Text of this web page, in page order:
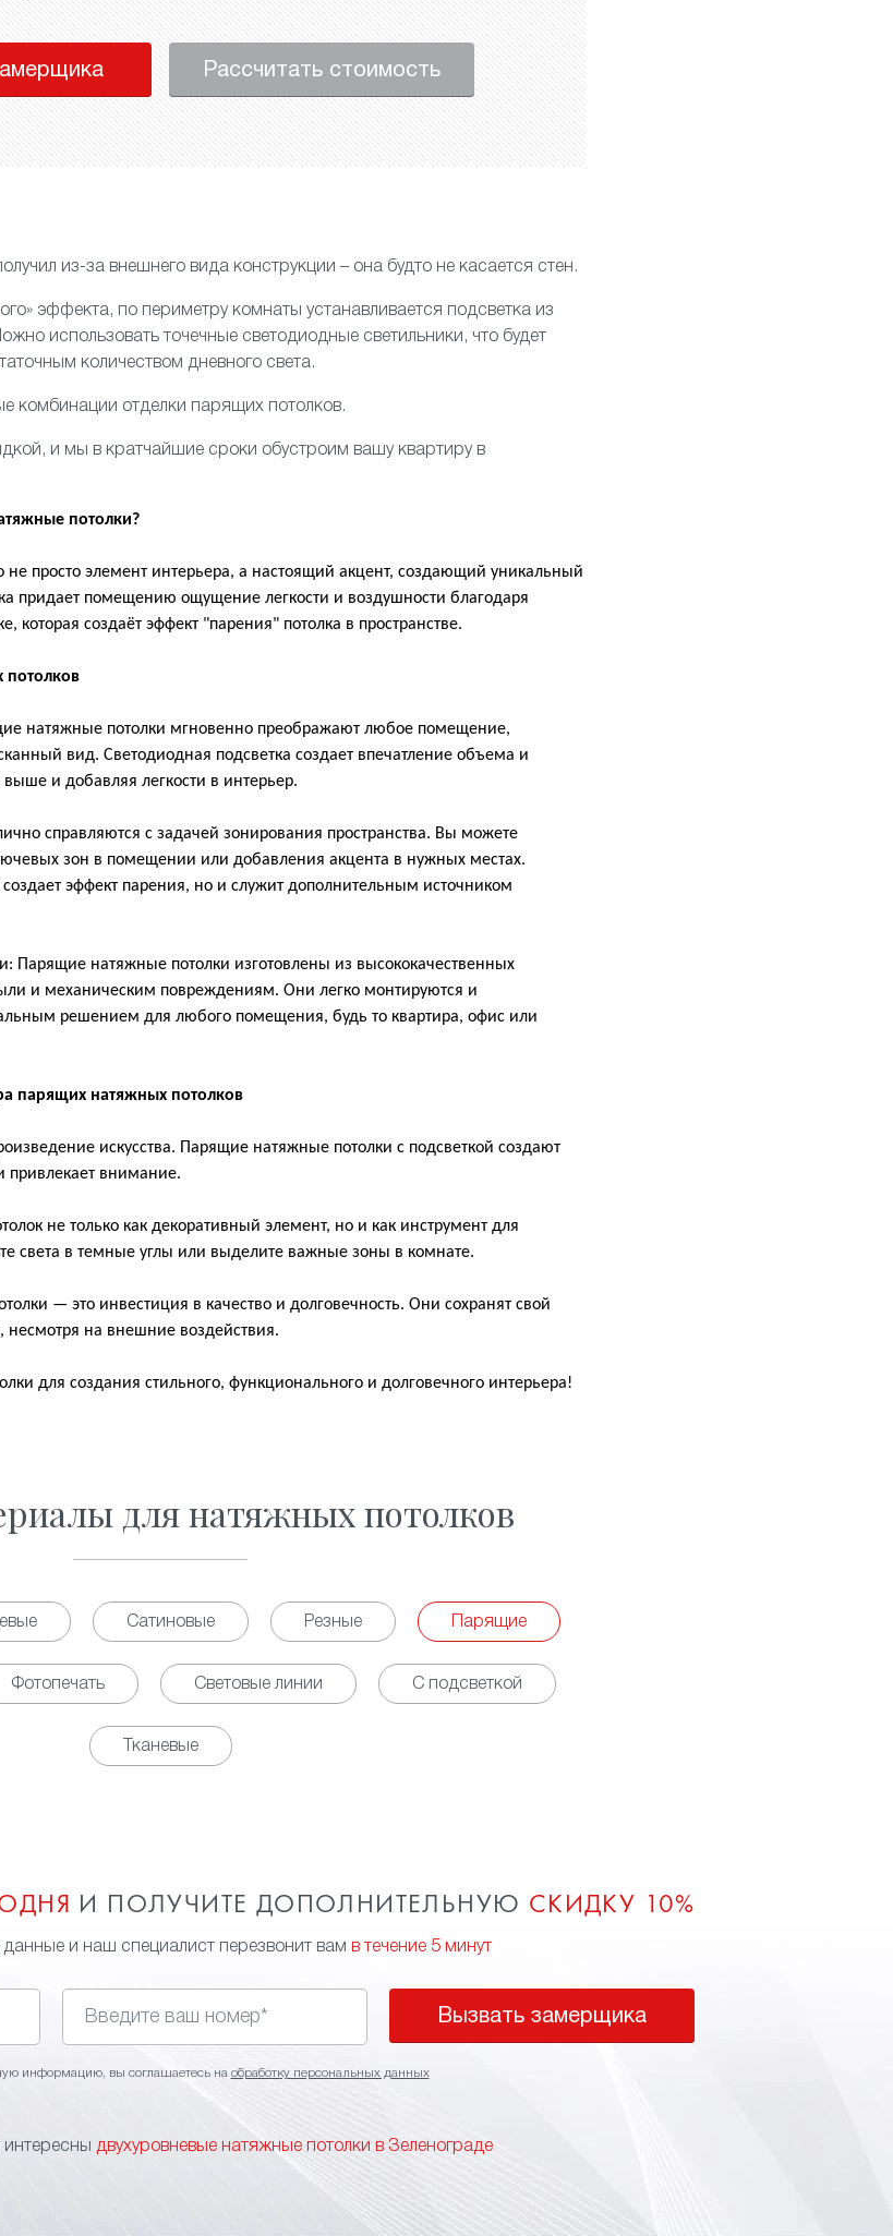
Рассчитать стоимость
из-за внешнего вида конструкции – она будто не касается стен.
эффекта, по периметру комнаты устанавливается подсветка из
использоватьточечные светодиодные светильники , что будет
количеством дневного света.
комбинации отделки парящих потолков.
и мы в кратчайшие сроки обустроим вашу квартиру в
потолки?
не просто элемент интерьера, а настоящий акцент, создающий уникальный
придает помещению ощущение легкости и воздушности благодаря
которая создаёт эффект "парения" потолка в пространстве.
потолков
натяжные потолки мгновенно преображают любое помещение,
вид. Светодиодная подсветка создает впечатление объема и
выше и добавляя легкости в интерьер.
справляются с задачей зонирования пространства. Вы можете
зон в помещении или добавления акцента в нужных местах.
эффект парения, но и служит дополнительным источником
Парящие натяжные потолки изготовлены из высококачественных
и механическим повреждениям. Они легко монтируются и
решением для любого помещения, будь то квартира, офис или
парящих натяжных потолков
искусства. Парящие натяжные потолки с подсветкой создают
привлекает внимание.
не только как декоративный элемент, но и как инструмент для
света в темные углы или выделите важные зоны в комнате.
— это инвестиция в качество и долговечность. Они сохранят свой
на внешние воздействия.
для создания стильного, функционального и долговечного интерьера!
для натяжных потолков
Сатиновые Резные Парящие
Фотопечать Световые линии С подсветкой
Тканевые
И ПОЛУЧИТЕ ДОПОЛНИТЕЛЬНУЮ СКИДКУ 10%
данные и наш специалист перезвонит вам в течение 5 минут
Вызвать замерщика
информацию, вы соглашаетесь на обработку персональных данных
двухуровневые натяжные потолки в Зеленограде